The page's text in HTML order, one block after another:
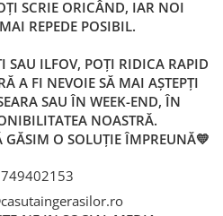
SCRIE ORICÂND, IAR NOI
REPEDE POSIBIL.
SAU ILFOV, POȚI RIDICA RAPID
A FI NEVOIE SĂ MAI AȘTEPȚI
SAU ÎN WEEK-END, ÎN
NOASTRĂ.
GĂSIM O SOLUȚIE ÎMPREUNĂ💛